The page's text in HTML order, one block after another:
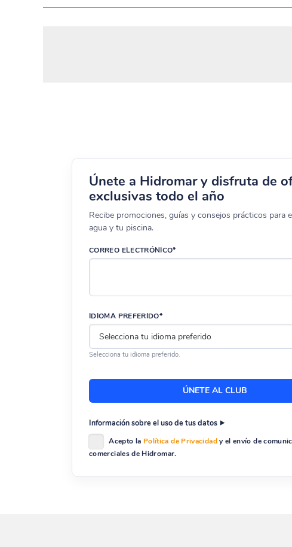
Únete a Hidromar y disfruta de
exclusivas todo el año
Recibe promociones, guías y consejos prácticos para
agua y tu piscina.
CORREO ELECTRÓNICO*
IDIOMA PREFERIDO*
Selecciona tu idioma preferido.
Información sobre el uso de tus datos
Acepto la Política de Privacidady el envío de
comerciales de Hidromar.